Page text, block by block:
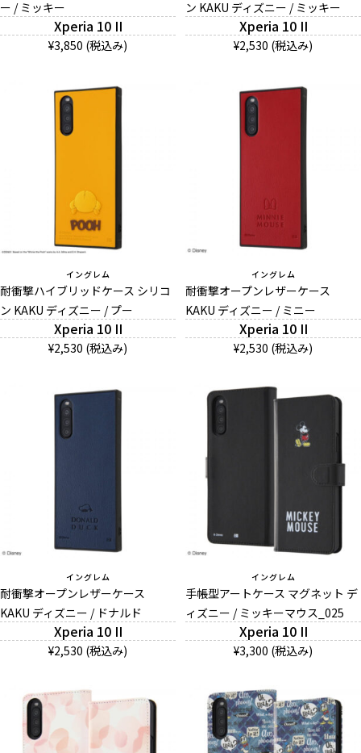
ー / ミッキー
Xperia 10 II
¥3,850 (税込み)
ン KAKU ディズニー / ミッキー
Xperia 10 II
¥2,530 (税込み)
イングレム
耐衝撃ハイブリッドケース シリコ
ン KAKU ディズニー / プー
Xperia 10 II
¥2,530 (税込み)
イングレム
耐衝撃オープンレザーケース
KAKU ディズニー / ミニー
Xperia 10 II
¥2,530 (税込み)
イングレム
耐衝撃オープンレザーケース
KAKU ディズニー / ドナルド
Xperia 10 II
¥2,530 (税込み)
イングレム
手帳型アートケース マグネット デ
ィズニー / ミッキーマウス_025
Xperia 10 II
¥3,300 (税込み)